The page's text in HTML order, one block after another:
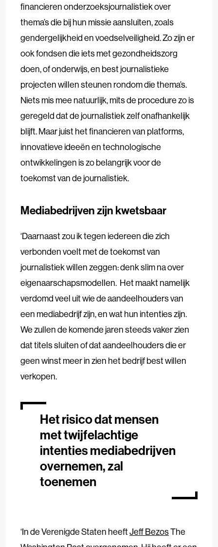
financieren onderzoeksjournalistiek over
thema’s die bij hun missie aansluiten, zoals
gendergelijkheid en voedselveiligheid. Zo zijn er
ook fondsen die iets met gezondheidszorg
doen, of onderwijs, en best journalistieke
projecten willen steunen rondom die thema’s.
Niets mis mee natuurlijk, mits de procedure zo is
geregeld dat de journalistiek zelf onafhankelijk
blijft. Maar juist het financieren van platforms,
innovatieve ideeën en technologische
ontwikkelingen is zo belangrijk voor de
toekomst van de journalistiek.
Mediabedrijven zijn kwetsbaar
‘Daarnaast zou ik tegen iedereen die zich
verbonden voelt met de toekomst van
journalistiek willen zeggen: denk slim na over
eigenaarschapsmodellen. Het maakt namelijk
verdomd veel uit wie de aandeelhouders van
een mediabedrijf zijn, en wat hun intenties zijn.
We zullen de komende jaren steeds vaker zien
dat titels sluiten of dat aandeelhouders die er
geen winst meer in zien het bedrijf best willen
verkopen.
Het risico dat mensen
met twijfelachtige
intenties mediabedrijven
overnemen, zal
toenemen
‘In de Verenigde Staten heeftJeff BezosThe